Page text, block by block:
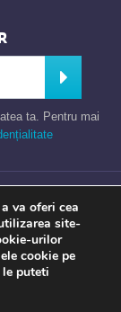
ta. Pentru mai
va oferi cea
site-
urilor
cookie pe
puteti